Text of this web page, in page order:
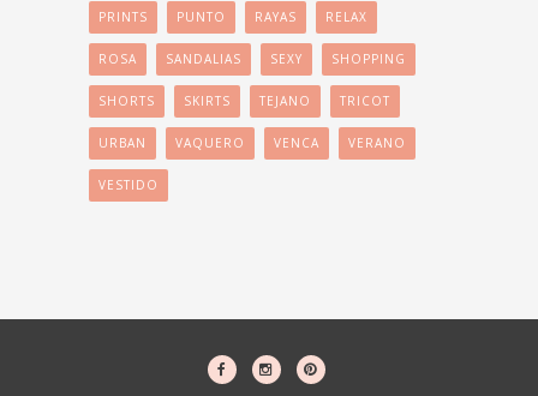
PRINTS PUNTO RAYAS RELAX
ROSA SANDALIAS SEXY SHOPPING
SHORTS SKIRTS TEJANO TRICOT
URBAN VAQUERO VENCA VERANO
VESTIDO